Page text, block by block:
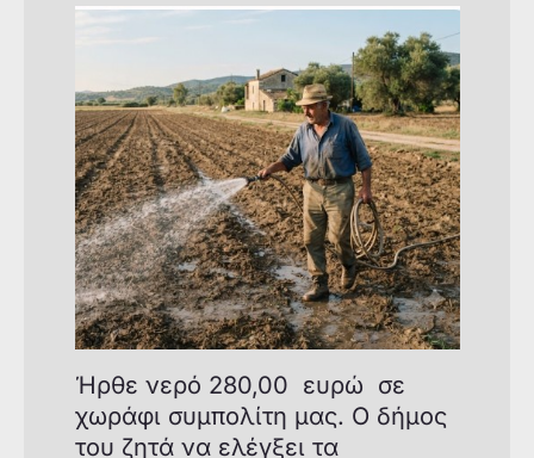
Ήρθε νερό 280,00 ευρώ σε
χωράφι συμπολίτη μας. Ο δήμος
του ζητά να ελέγξει τα